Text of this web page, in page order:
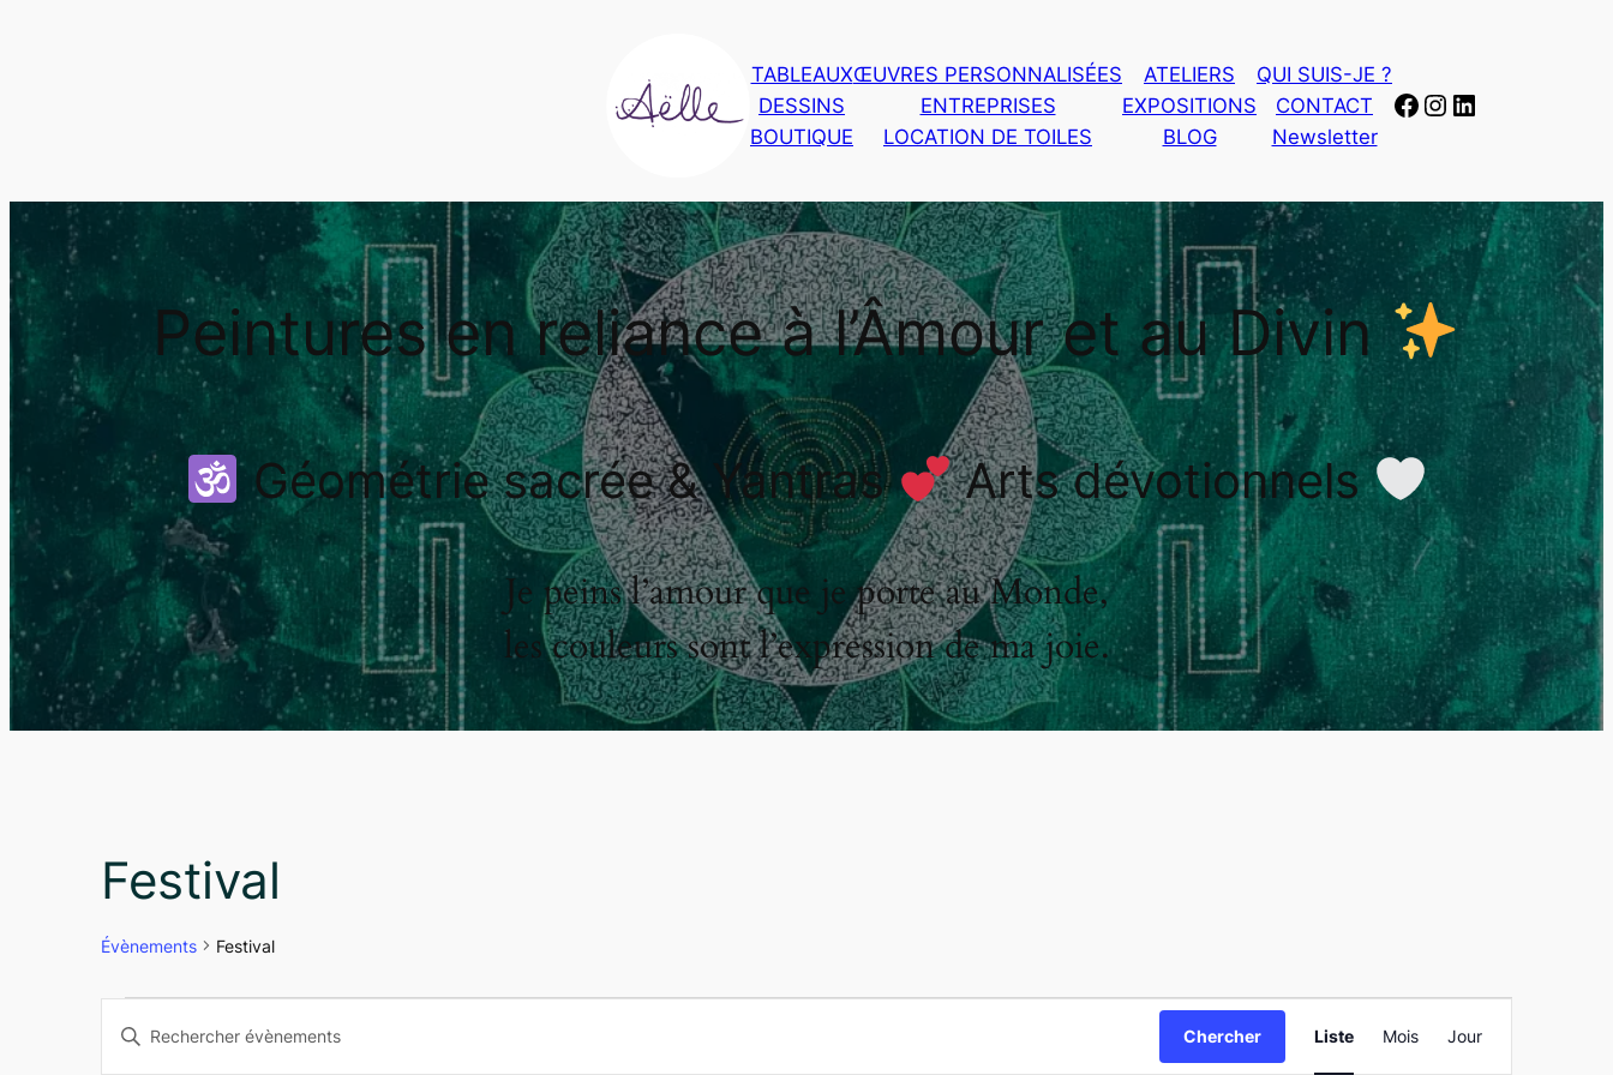
TABLEAUX
DESSINS
BOUTIQUE
ŒUVRES PERSONNALISÉES
ENTREPRISES
LOCATION DE TOILES
ATELIERS
EXPOSITIONS
BLOG
QUI SUIS-JE ?
CONTACT
Newsletter
Facebook
Instagram
LinkedIn
Peintures en reliance à l’Âmour et au Divin
Géométrie sacrée & Yantras Arts dévotionnels
Je peins l’amour que je porte au Monde,
les couleurs sont l’expression de ma joie.
Festival
Évènements Festival
Évènements
Recherche
Saisir
Chercher
Navigation
de
Liste Mois Jour